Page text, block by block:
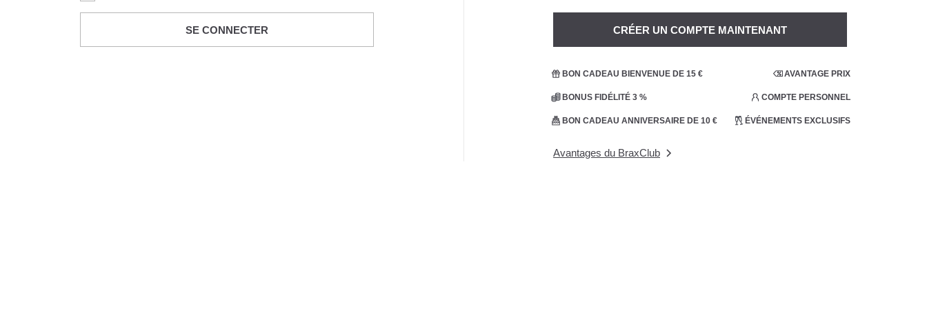
SE CONNECTER CRÉER UN COMPTE MAINTENANT
BON CADEAU BIENVENUE DE 15 € AVANTAGE PRIX
BONUS FIDÉLITÉ 3 % COMPTE PERSONNEL
BON CADEAU ANNIVERSAIRE DE 10 € ÉVÉNEMENTS EXCLUSIFS
Avantages du BraxClub